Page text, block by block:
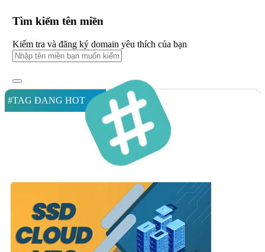
Tìm kiếm tên miền
Kiểm tra và đăng ký domain yêu thích của bạn
#TAG ĐANG HOT